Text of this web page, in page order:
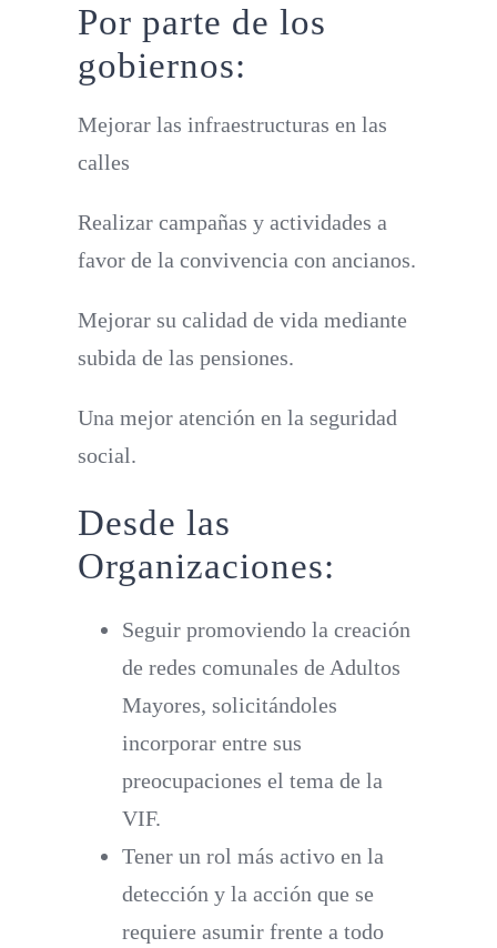
Por parte de los
gobiernos:
Mejorar las infraestructuras en las
calles
Realizar campañas y actividades a
favor de la convivencia con ancianos.
Mejorar su calidad de vida mediante
subida de las pensiones.
Una mejor atención en la seguridad
social.
Desde las
Organizaciones:
Seguir promoviendo la creación
de redes comunales de Adultos
Mayores, solicitándoles
incorporar entre sus
preocupaciones el tema de la
VIF.
Tener un rol más activo en la
detección y la acción que se
requiere asumir frente a todo